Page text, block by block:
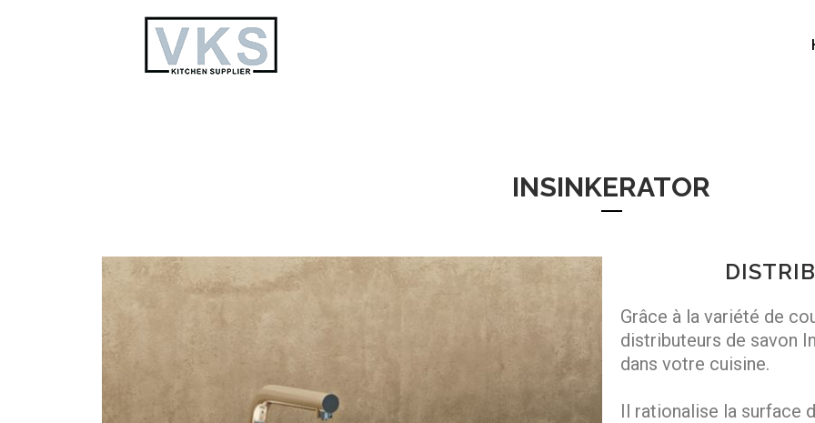
INSINKERATOR
Grâce à la variété de
distributeurs de savon
dans votre cuisine.
Il rationalise la surface